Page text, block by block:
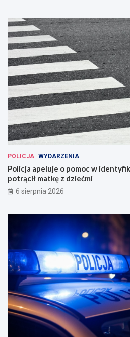
POLICJA WYDARZENIA
Policja apeluje o pomoc w
potrącił matkę z dziećmi
6 sierpnia 2026